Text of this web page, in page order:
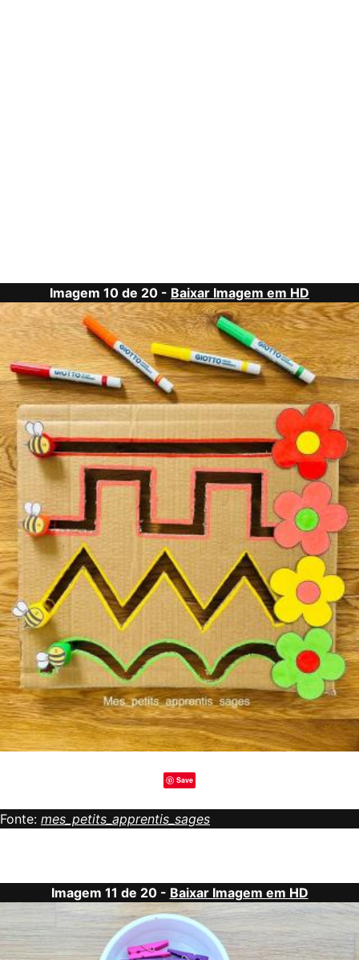
Imagem 10 de 20 - Baixar Imagem em HD
Save
Fonte: mes_petits_apprentis_sages
Imagem 11 de 20 - Baixar Imagem em HD